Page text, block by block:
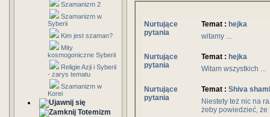
Szamanizm 2
Szamanizm w
Syberii
Kim jest szaman?
Mity
kosmogoniczne Syberii
Religie Azji i Syberii
- zarys tematu
Szamanizm w
Korei
Totemizm
Nurtujące
pytania
Temat : hejka
witamy ...
Nurtujące
pytania
Temat : hejka
Witam wszystkich ...
Nurtujące
pytania
Temat : Shiva
Niestety też nic na
żeby powiedzieć, że